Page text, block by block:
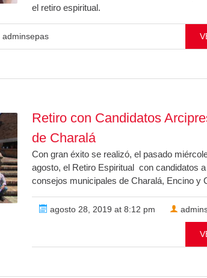
el retiro espiritual.
adminsepas
Retiro con Candidatos
de Charalá
Con gran éxito se realizó, el pasado
agosto, el Retiro Espiritual con candidatos
consejos municipales de Charalá, Encino y
agosto 28, 2019 at 8:12 pm